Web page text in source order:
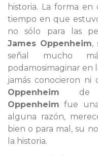
historia. La forma
tiempo en que
no sólo para las
James Oppenheim,
señal mucho
podamosimaginar en
jamás conocieron ni
Oppenheim de
Oppenheim fue
alguna razón,
bien o para mal, su
la historia.